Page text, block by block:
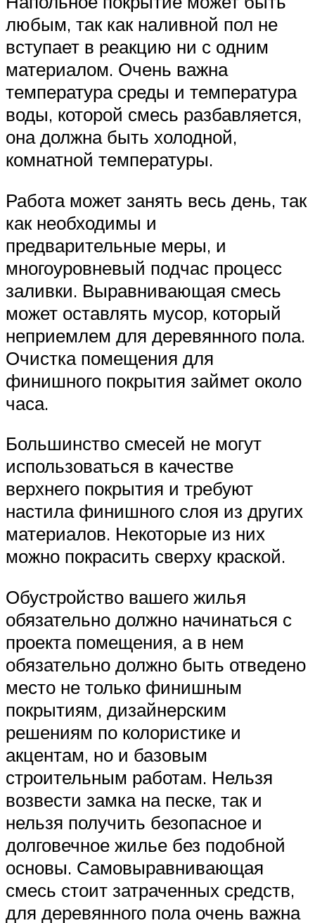
любым, так как наливной пол не
вступает в реакцию ни с одним
материалом. Очень важна
температура среды и температура
воды, которой смесь разбавляется,
она должна быть холодной,
комнатной температуры.
Работа может занять весь день, так
как необходимы и
предварительные меры, и
многоуровневый подчас процесс
заливки. Выравнивающая смесь
может оставлять мусор, который
неприемлем для деревянного пола.
Очистка помещения для
финишного покрытия займет около
часа.
Большинство смесей не могут
использоваться в качестве
верхнего покрытия и требуют
настила финишного слоя из других
материалов. Некоторые из них
можно покрасить сверху краской.
Обустройство вашего жилья
обязательно должно начинаться с
проекта помещения, а в нем
обязательно должно быть отведено
место не только финишным
покрытиям, дизайнерским
решениям по колористике и
акцентам, но и базовым
строительным работам. Нельзя
возвести замка на песке, так и
нельзя получить безопасное и
долговечное жилье без подобной
основы. Самовыравнивающая
смесь стоит затраченных средств,
для деревянного пола очень важна